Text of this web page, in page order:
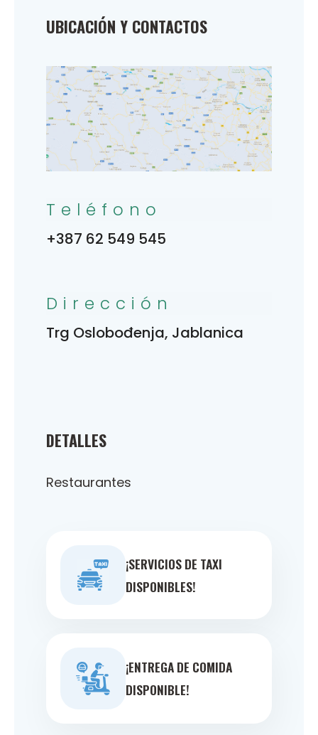
DETALLES
Restaurantes
¡SERVICIOS DE TAXI
DISPONIBLES!
¡ENTREGA DE COMIDA
DISPONIBLE!
UBICACIÓN Y CONTACTOS
Teléfono
+387 62 549 545
Dirección
Trg Oslobođenja, Jablanica